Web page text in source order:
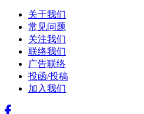
关于我们
常见问题
关注我们
联络我们
广告联络
投函/投稿
加入我们